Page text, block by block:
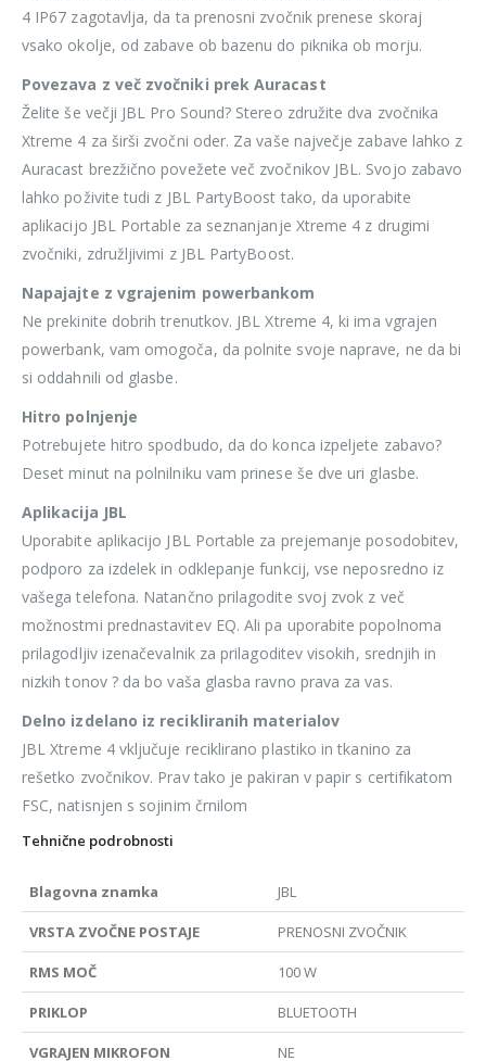
4 IP67 zagotavlja, da ta prenosni zvočnik prenese skoraj
vsako okolje, od zabave ob bazenu do piknika ob morju.
Povezava z več zvočniki prek Auracast
Želite še večji JBL Pro Sound? Stereo združite dva zvočnika
Xtreme 4 za širši zvočni oder. Za vaše največje zabave lahko z
Auracast brezžično povežete več zvočnikov JBL. Svojo zabavo
lahko poživite tudi z JBL PartyBoost tako, da uporabite
aplikacijo JBL Portable za seznanjanje Xtreme 4 z drugimi
zvočniki, združljivimi z JBL PartyBoost.
Napajajte z vgrajenim powerbankom
Ne prekinite dobrih trenutkov. JBL Xtreme 4, ki ima vgrajen
powerbank, vam omogoča, da polnite svoje naprave, ne da bi
si oddahnili od glasbe.
Hitro polnjenje
Potrebujete hitro spodbudo, da do konca izpeljete zabavo?
Deset minut na polnilniku vam prinese še dve uri glasbe.
Aplikacija JBL
Uporabite aplikacijo JBL Portable za prejemanje posodobitev,
podporo za izdelek in odklepanje funkcij, vse neposredno iz
vašega telefona. Natančno prilagodite svoj zvok z več
možnostmi prednastavitev EQ. Ali pa uporabite popolnoma
prilagodljiv izenačevalnik za prilagoditev visokih, srednjih in
nizkih tonov ? da bo vaša glasba ravno prava za vas.
Delno izdelano iz recikliranih materialov
JBL Xtreme 4 vključuje reciklirano plastiko in tkanino za
rešetko zvočnikov. Prav tako je pakiran v papir s certifikatom
FSC, natisnjen s sojinim črnilom
Tehnične podrobnosti
Blagovna znamka JBL
VRSTA ZVOČNE POSTAJE PRENOSNI ZVOČNIK
RMS MOČ 100 W
PRIKLOP BLUETOOTH
VGRAJEN MIKROFON NE